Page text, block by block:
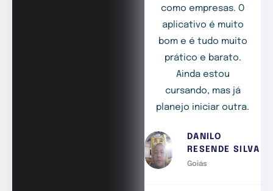
como empresas. O
aplicativo é muito
bom e é tudo muito
prático e barato.
Ainda estou
cursando, mas já
planejo iniciar outra.
DANILO
RESENDE SILVA
Goiás